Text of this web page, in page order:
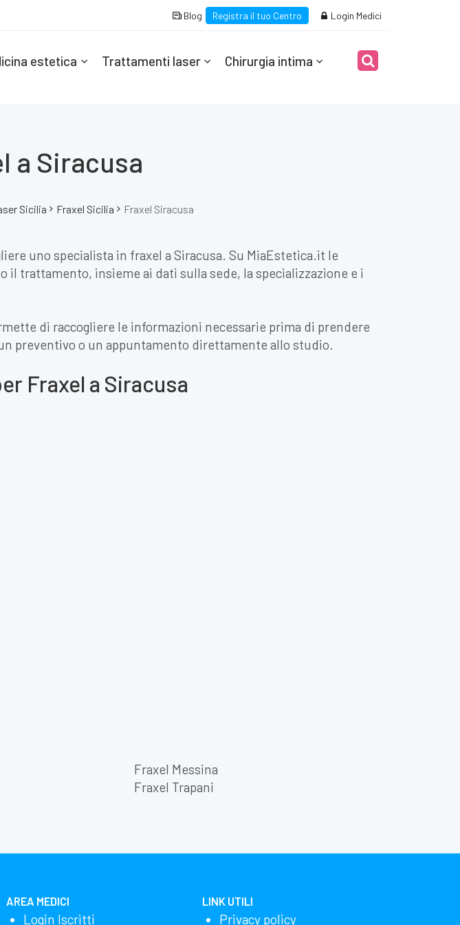
Blog Registra il tuo Centro Login Medici
estetica Trattamenti laser Chirurgia intima
a Siracusa
Sicilia Fraxel Sicilia Fraxel Siracusa
uno specialista in fraxel a Siracusa. Su MiaEstetica.it le
trattamento, insieme ai dati sulla sede, la specializzazione e i
di raccogliere le informazioni necessarie prima di prendere
preventivo o un appuntamento direttamente allo studio.
Fraxel a Siracusa
Fraxel Messina
Fraxel Trapani
AREA MEDICI
Login Iscritti
LINK UTILI
Privacy policy